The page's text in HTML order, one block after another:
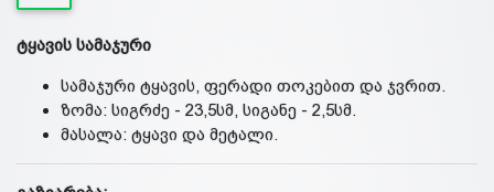
ტყავის სამაჯური
სამაჯური ტყავის, ფერადი თოკებით და ჯვრით.
ზომა: სიგრძე - 23,5სმ, სიგანე - 2,5სმ.
მასალა: ტყავი და მეტალი.